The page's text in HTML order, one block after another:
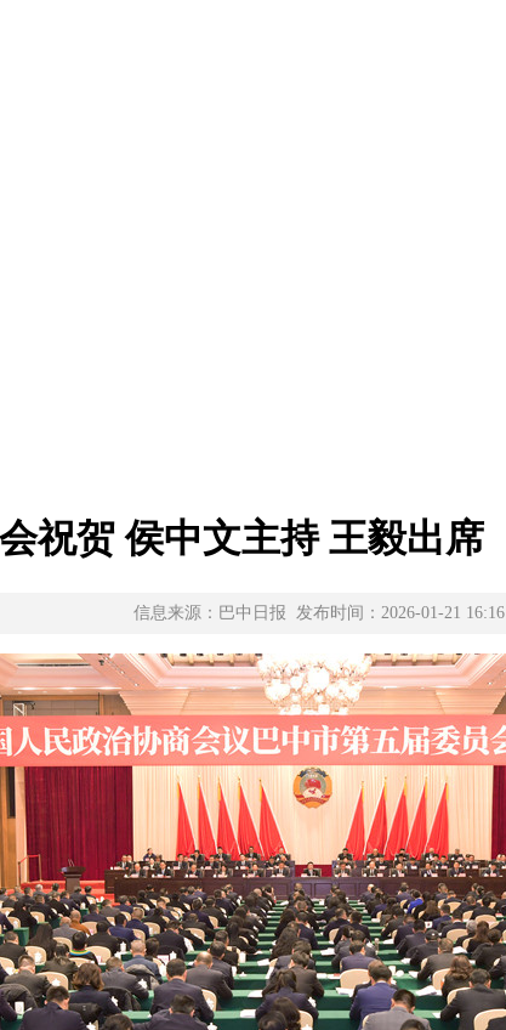
祝贺 侯中文主持 王毅出席
信息来源：巴中日报 发布时间：2026-01-21 16:16